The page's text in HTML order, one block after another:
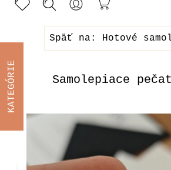
Späť na: Hotové
Samolepiace
KATEGÓRIE